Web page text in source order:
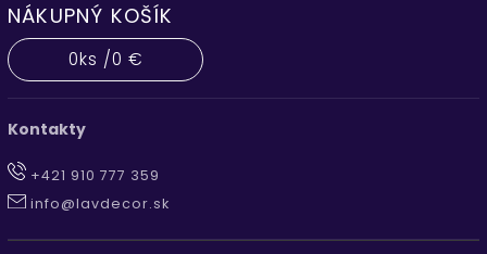
NÁKUPNÝ KOŠÍK
0ks /0 €
Kontakty
+421 910 777 359
info@lavdecor.sk